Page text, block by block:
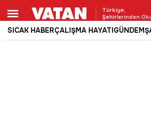
Türkiye,
Şehirlerinden
SICAK HABERÇALIŞMA HAYATIGÜNDEM